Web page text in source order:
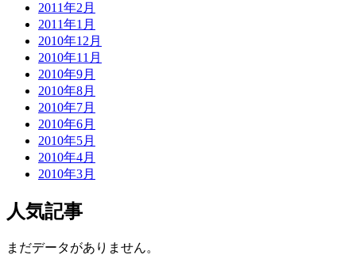
2011年2月
2011年1月
2010年12月
2010年11月
2010年9月
2010年8月
2010年7月
2010年6月
2010年5月
2010年4月
2010年3月
人気記事
まだデータがありません。